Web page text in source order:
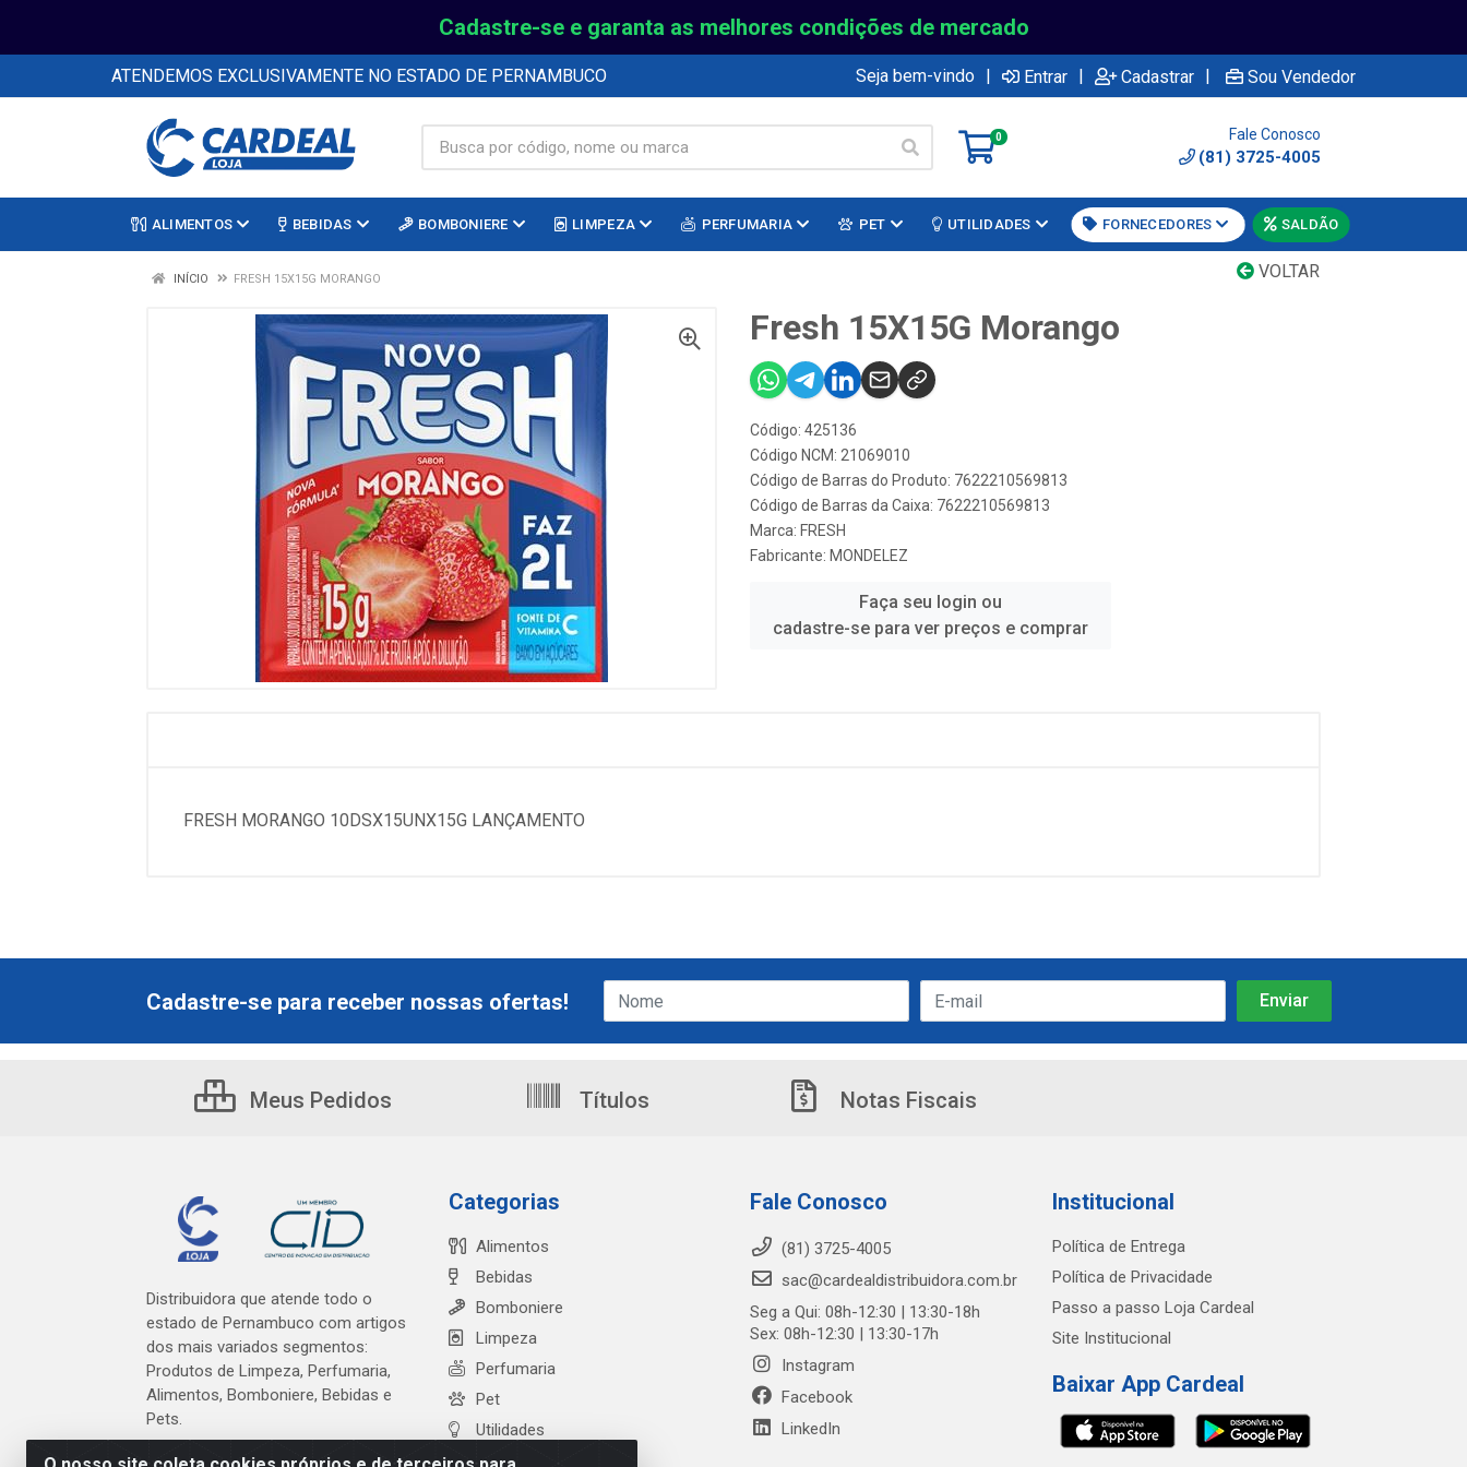
Cadastre-se e garanta as melhores condições de mercado
ATENDEMOS EXCLUSIVAMENTE NO ESTADO DE PERNAMBUCO Seja bem-vindo | Entrar | Cadastrar | Sou Vendedor
0 Fale Conosco
(81) 3725-4005
ALIMENTOS BEBIDAS BOMBONIERE LIMPEZA PERFUMARIA PET UTILIDADES FORNECEDORES SALDÃO
VOLTAR
INÍCIO FRESH 15X15G MORANGO
Fresh 15X15G Morango
Código: 425136
Código NCM: 21069010
Código de Barras do Produto: 7622210569813
Código de Barras da Caixa: 7622210569813
Marca: FRESH
Fabricante: MONDELEZ
Faça seu login ou
cadastre-se para ver preços e comprar
FRESH MORANGO 10DSX15UNX15G LANÇAMENTO
Cadastre-se para receber nossas ofertas!
Meus Pedidos Títulos Notas Fiscais
Distribuidora que atende todo o
estado de Pernambuco com artigos
dos mais variados segmentos:
Produtos de Limpeza, Perfumaria,
Alimentos, Bomboniere, Bebidas e
Pets.
Categorias
Alimentos
Bebidas
Bomboniere
Limpeza
Perfumaria
Pet
Utilidades
Fale Conosco
(81) 3725-4005
sac@cardealdistribuidora.com.br
Seg a Qui: 08h-12:30 | 13:30-18h
Sex: 08h-12:30 | 13:30-17h
Instagram
Facebook
LinkedIn
Institucional
Política de Entrega
Política de Privacidade
Passo a passo Loja Cardeal
Site Institucional
Baixar App Cardeal